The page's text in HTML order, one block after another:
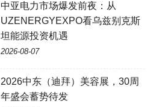
中亚电力市场爆发前夜：从
UZENERGYEXPO看乌兹别克斯
坦能源投资机遇
2026-08-07
2026中东（迪拜）美容展，30周
年盛会蓄势待发